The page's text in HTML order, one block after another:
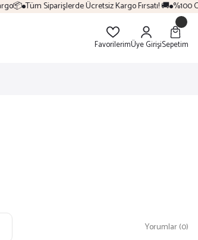
Tüm Siparişlerde Ücretsiz Kargo Fırsatı! 🚚 %100
FavorilerimÜye GirişiSepetim
Yorumlar (0)